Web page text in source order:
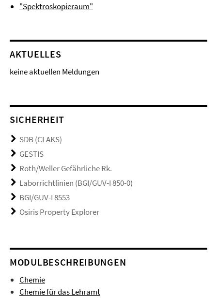
"Spektroskopieraum"
AKTUELLES
keine aktuellen Meldungen
SICHERHEIT
SDB (CLAKS)
GESTIS
Roth/Weller Gefährliche Rk.
Laborrichtlinien (BGI/GUV-I 850-0)
BGI/GUV-I 8553
Osiris Property Explorer
MODULBESCHREIBUNGEN
Chemie
Chemie für das Lehramt